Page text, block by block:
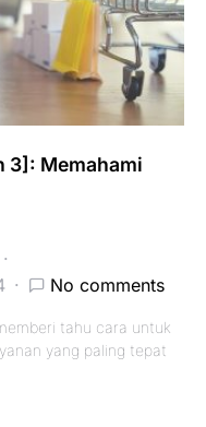
3]: Memahami
No comments
tahu cara untuk
yang paling tepat